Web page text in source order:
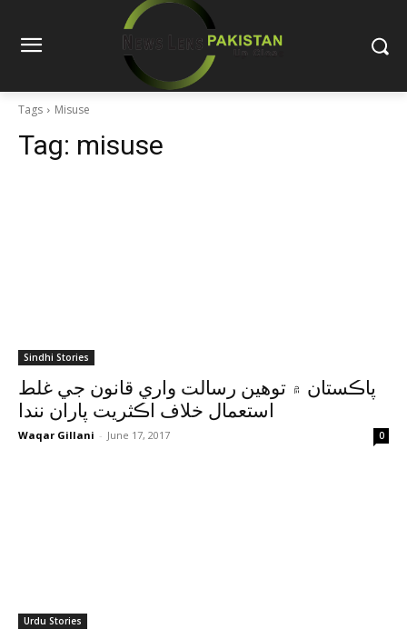
Tags Misuse
Tag: misuse
Sindhi Stories
پاڪستان ۾ توهين رسالت واري قانون جي غلط
استعمال خلاف اڪثريت پاران نندا
Waqar Gillani - June 17, 2017 0
Urdu Stories